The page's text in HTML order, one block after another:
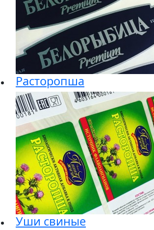
Расторопша
Уши свиные